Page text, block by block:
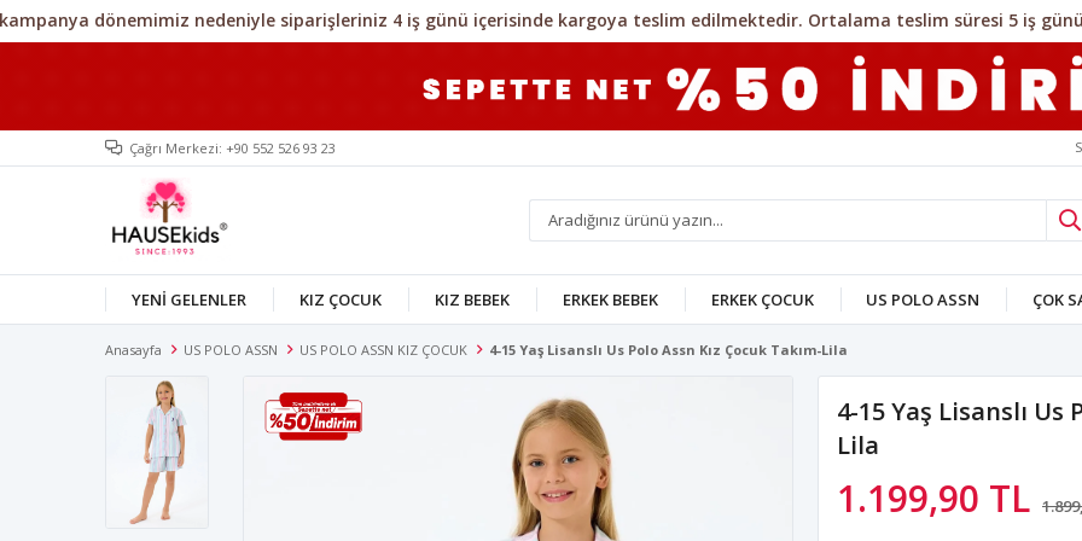
Çağrı Merkezi: +90 552 526 93 23
YENİ GELENLER KIZ ÇOCUK KIZ BEBEK ERKEK BEBEK ERKEK ÇOCUK US POLO ASSN ÇOK
Anasayfa US POLO ASSN US POLO ASSN KIZ ÇOCUK 4-15 Yaş Lisanslı Us Polo Assn Kız Çocuk Takım-Lila
4-15 Yaş Lisanslı Us
Lila
1.199,90 TL